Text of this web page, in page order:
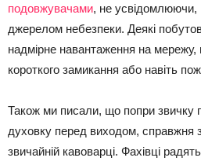
подовжувачами, не
джерелом небезпеки. Деякі
надмірне навантаження на
короткого замикання або навіть
Також ми писали, що попри звичку
духовку перед виходом, справжня
звичайній кавоварці. Фахівці радять